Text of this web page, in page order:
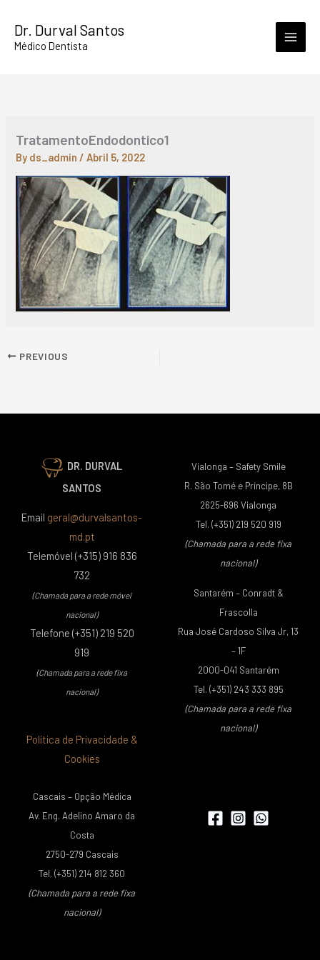
content
Dr. Durval Santos
Médico Dentista
TratamentoEndodontico1
By ds_admin/Abril 5, 2022
PREVIOUS
DR. DURVAL
SANTOS
Email geral@durvalsantos-
md.pt
Telemóvel (+315) 916 836
732
(Chamada para a rede móvel
nacional)
Telefone (+351) 219 520
919
(Chamada para a rede fixa
nacional)
Política de Privacidade &
Cookies
Vialonga – Safety Smile
R. São Tomé e Príncipe, 8B
2625-696 Vialonga
Tel. (+351) 219 520 919
(Chamada para a rede fixa
nacional)
Santarém – Conradt &
Frascolla
Rua José Cardoso Silva Jr, 13
– 1F
2000-041 Santarém
Tel. (+351) 243 333 895
(Chamada para a rede fixa
nacional)
Cascais – Opção Médica
Av. Eng. Adelino Amaro da
Costa
2750-279 Cascais
Tel. (+351) 214 812 360
(Chamada para a rede fixa
nacional)